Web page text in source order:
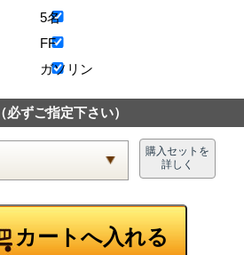
5名
FF
ガソリン
（必ずご指定下さい）
購入セットを
詳しく